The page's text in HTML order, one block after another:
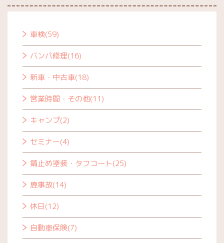
車検(59)
バンパ修理(16)
新車・中古車(18)
営業時間・その他(11)
キャンプ(2)
セミナー(4)
錆止め塗装・タフコート(25)
鹿事故(14)
休日(12)
自動車保険(7)